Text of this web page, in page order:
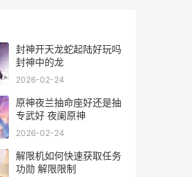
封神开天龙蛇起陆好玩吗
封神中的龙
2026-02-24
原神夜兰抽命座好还是抽
专武好 夜阑原神
2026-02-24
解限机如何快速获取任务
功勋 解限限制